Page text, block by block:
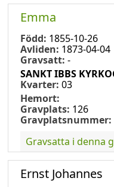
Emma
Född: 1855-10-26
Avliden: 1873-04-04
Gravsatt: -
SANKT IBBS
Kvarter: 03
Hemort:
Gravplats: 126
Gravplatsnummer:
Gravsatta i denna
Ernst Johannes